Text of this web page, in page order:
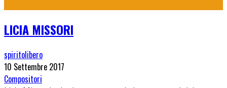
LICIA MISSORI
spiritolibero
10 Settembre 2017
Compositori